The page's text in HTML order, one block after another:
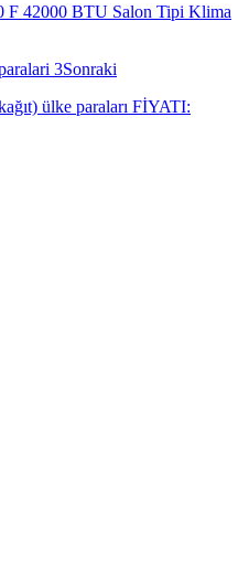
F 42000 BTU Salon Tipi Klima
Sonraki
ülke paraları FİYATI: